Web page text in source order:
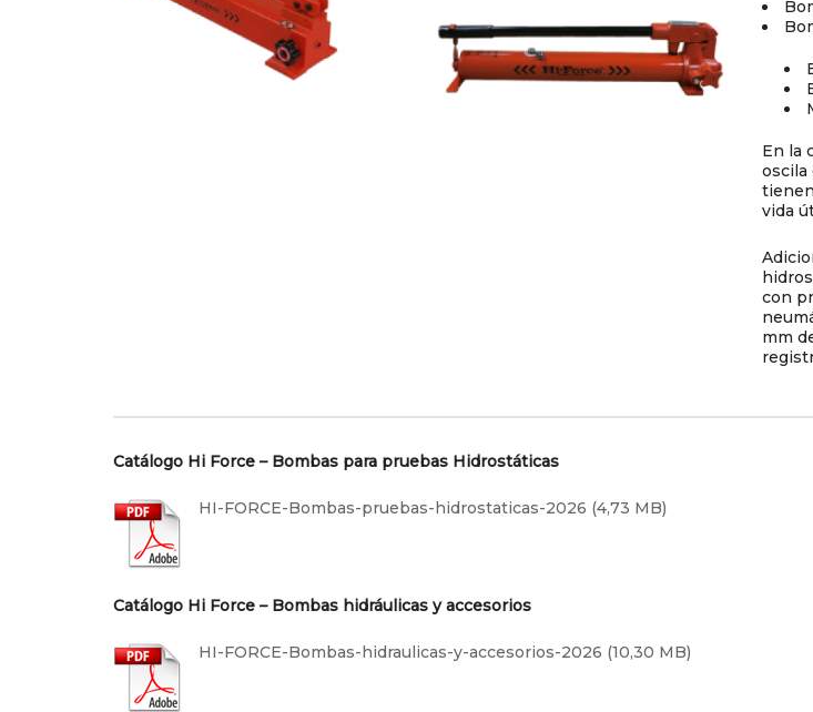
En la
oscila
vida
con
mm
Catálogo Hi Force – Bombas para pruebas Hidrostáticas
HI-FORCE-Bombas-pruebas-hidrostaticas-2026
Catálogo Hi Force – Bombas hidráulicas y accesorios
HI-FORCE-Bombas-hidraulicas-y-accesorios-2026